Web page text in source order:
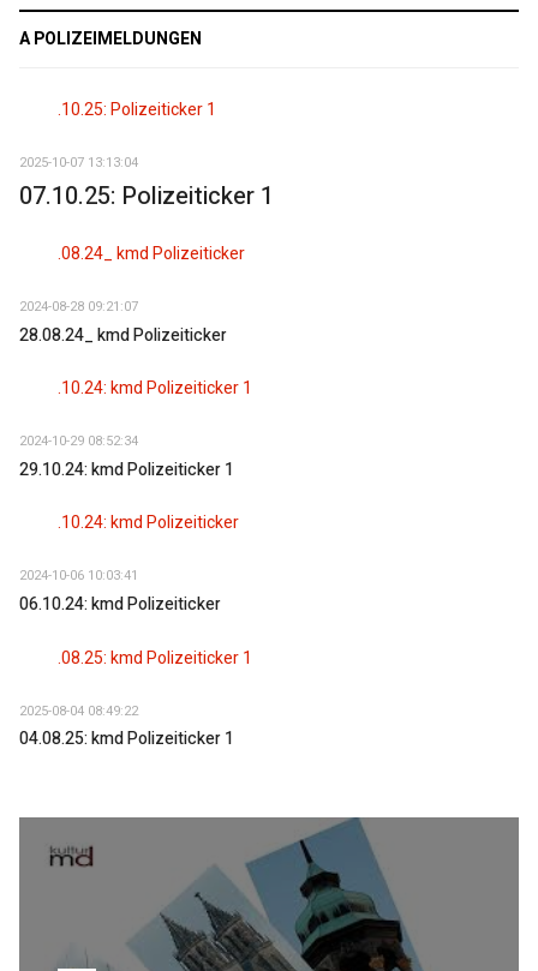
A POLIZEIMELDUNGEN
2025-10-07 13:13:04
07.10.25: Polizeiticker 1
2024-08-28 09:21:07
28.08.24_ kmd Polizeiticker
2024-10-29 08:52:34
29.10.24: kmd Polizeiticker 1
2024-10-06 10:03:41
06.10.24: kmd Polizeiticker
2025-08-04 08:49:22
04.08.25: kmd Polizeiticker 1